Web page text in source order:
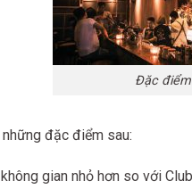
Đặc
đặc điểm sau:
gian nhỏ hơn so với